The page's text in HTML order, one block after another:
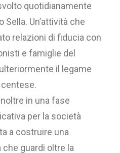
quotidianamente
Un’attività che
relazioni di fiducia con
e famiglie del
il legame
in una fase
per la società
a costruire una
guardi oltre la